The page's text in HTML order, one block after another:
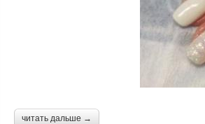
читать дальше →